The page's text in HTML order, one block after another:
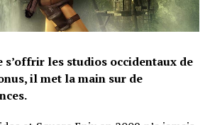
s’offrir les studios occidentaux de
il met la main sur de